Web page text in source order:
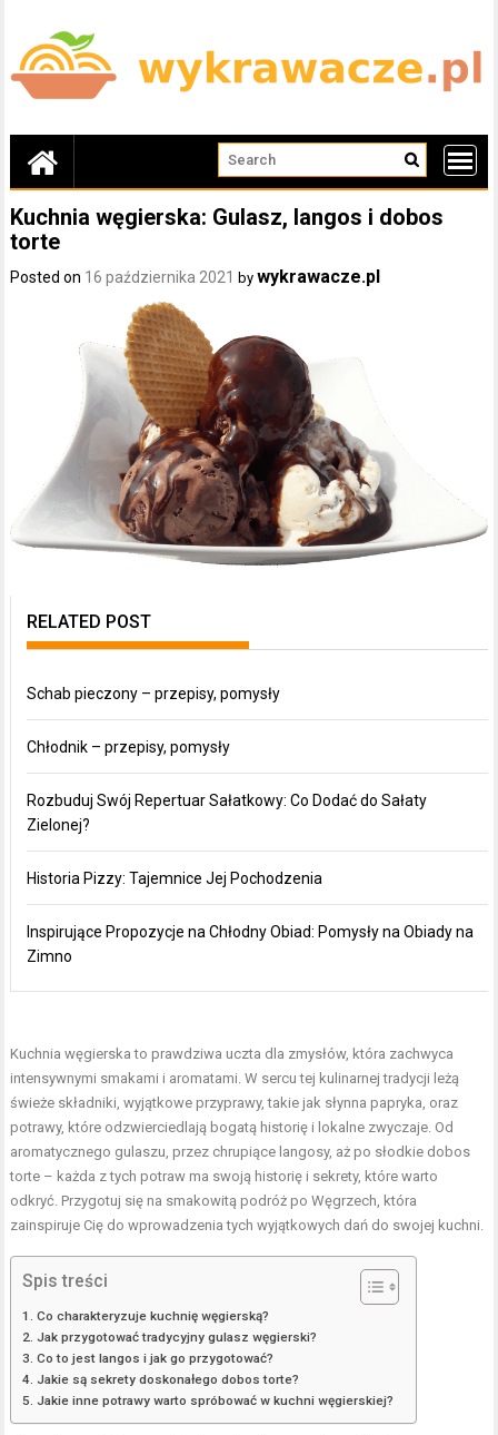
content
Kuchnia węgierska: Gulasz, langos i dobos
torte
Posted on 16 października 2021 bywykrawacze.pl
RELATED POST
Schab pieczony – przepisy, pomysły
Chłodnik – przepisy, pomysły
Rozbuduj Swój Repertuar Sałatkowy: Co Dodać do Sałaty
Zielonej?
Historia Pizzy: Tajemnice Jej Pochodzenia
Inspirujące Propozycje na Chłodny Obiad: Pomysły na Obiady na
Zimno
Kuchnia węgierska to prawdziwa uczta dla zmysłów, która zachwyca
intensywnymi smakami i aromatami. W sercu tej kulinarnej tradycji leżą
świeże składniki, wyjątkowe przyprawy, takie jak słynna papryka, oraz
potrawy, które odzwierciedlają bogatą historię i lokalne zwyczaje. Od
aromatycznego gulaszu, przez chrupiące langosy, aż po słodkie dobos
torte – każda z tych potraw ma swoją historię i sekrety, które warto
odkryć. Przygotuj się na smakowitą podróż po Węgrzech, która
zainspiruje Cię do wprowadzenia tych wyjątkowych dań do swojej kuchni.
Spis treści
Co charakteryzuje kuchnię węgierską?
Jak przygotować tradycyjny gulasz węgierski?
Co to jest langos i jak go przygotować?
Jakie są sekrety doskonałego dobos torte?
Jakie inne potrawy warto spróbować w kuchni węgierskiej?